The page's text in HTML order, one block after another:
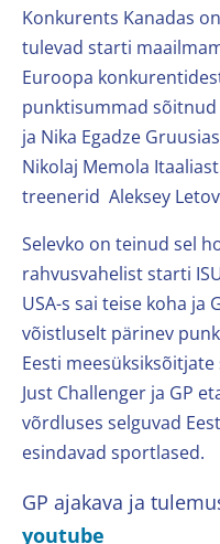
Konkurents Kanadas
tulevad starti
Euroopa
punktisummad
ja Nika Egadze
Nikolaj Memola
treenerid Aleksey
Selevko on teinud sel
rahvusvahelist starti
USA-s sai teise koha ja
võistluselt pärinev
Eesti
Just Challenger ja GP
võrdluses selguvad
esindavad sportlased.
GP ajakava ja
youtube